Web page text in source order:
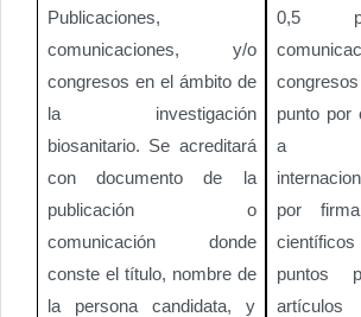
Publicaciones,
comunicaciones, y/o
congresos en el ámbito de
la investigación
biosanitario. Se acreditará
con documento de la
publicación o
comunicación donde
conste el título, nombre de
la persona candidata, y
0,5
punto por
a
por
puntos